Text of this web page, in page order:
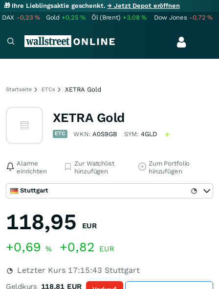
🎁 Ihre Lieblingsaktie geschenkt.→ Jetzt Depot eröffnen
DAX -0,23% Gold +0,25% Öl (Brent) +3,08% Dow Jones -0,72%
Startseite ETCs XETRA Gold
XETRA Gold
ETC WKN:A0S9GB SYM: 4GLD
Alarme
einrichten
Zur Watchlist
hinzufügen
Zum Portfolio
hinzufügen
Stuttgart
118,95 EUR
+0,69 % +0,82 EUR
Letzter Kurs 17:15:43 Stuttgart
Geldkurs 118,81 EUR